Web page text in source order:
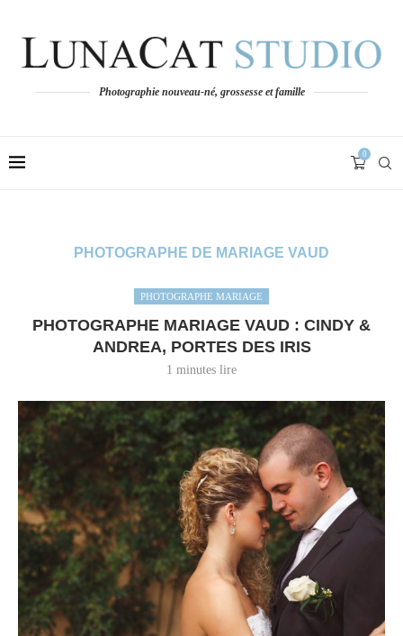
Photographie nouveau-né, grossesse et famille
0
PHOTOGRAPHE DE MARIAGE VAUD
PHOTOGRAPHE MARIAGE
PHOTOGRAPHE MARIAGE VAUD : CINDY &
ANDREA, PORTES DES IRIS
1 minutes lire